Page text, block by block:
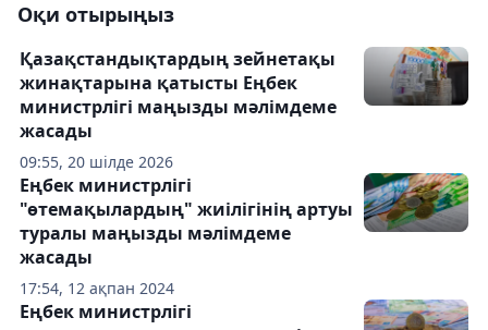
Оқи отырыңыз
09:55, 20 шілде 2026
Қазақстандықтардың зейнетақы
жинақтарына қатысты Еңбек
министрлігі маңызды мәлімдеме
жасады
17:54, 12 ақпан 2024
Еңбек министрлігі
"өтемақылардың" жиілігінің артуы
туралы маңызды мәлімдеме
жасады
Еңбек министрлігі